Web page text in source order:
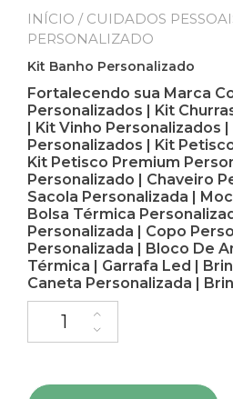
INÍCIO / CUIDADOS
PERSONALIZADO
Kit Banho Personalizado
Fortalecendo sua Marca
Personalizados | Kit
| Kit Vinho Personalizados
Personalizados | Kit
Kit Petisco Premium
Personalizado | Chaveiro
Sacola Personalizada |
Bolsa Térmica
Personalizada | Copo
Personalizada | Bloco De
Térmica | Garrafa Led |
Caneta Personalizada |